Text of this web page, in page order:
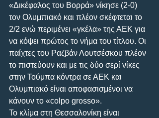
«Δικέφαλος του Βορρά» νίκησε (2-0)
τον Ολυμπιακό και πλέον σκέφτεται το
2/2 ενώ περιμένει «γκέλα» της ΑΕΚ για
να κόψει πρώτος το νήμα του τίτλου. Οι
παίχτες του Ραζβάν Λουτσέσκου πλέον
το πιστεύουν και με τις δύο σερί νίκες
στην Τούμπα κόντρα σε ΑΕΚ και
Ολυμπιακό είναι αποφασισμένοι να
κάνουν το «colpo grosso».
Το κλίμα στη Θεσσαλονίκη είναι